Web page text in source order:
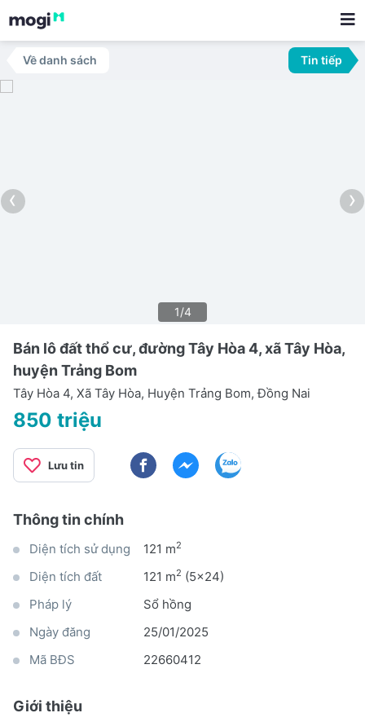
Về danh sách Tin tiếp
‹ ›
1/4
Bán lô đất thổ cư, đường Tây Hòa 4, xã Tây Hòa,
huyện Trảng Bom
Tây Hòa 4, Xã Tây Hòa, Huyện Trảng Bom, Đồng Nai
850 triệu
Lưu tin
Thông tin chính
Diện tích sử dụng 121 m2
Diện tích đất 121 m2 (5x24)
Pháp lý
Sổ hồng
Ngày đăng
25/01/2025
Mã BĐS
22660412
Giới thiệu